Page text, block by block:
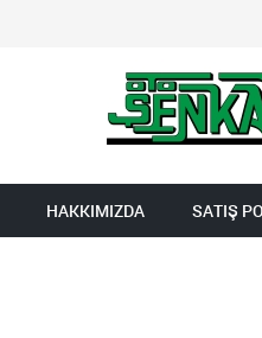
HAKKIMIZDA SATIŞ